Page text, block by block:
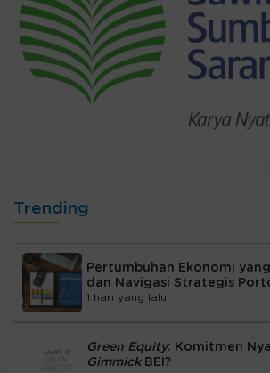
Trending
Pertumbuhan Ekonomi
dan Navigasi Strategis
1 hari yang lalu
Green Equity: Komitmen
Gimmick BEI?